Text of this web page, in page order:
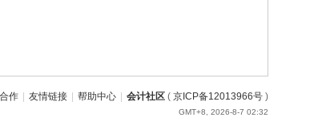
作 友情链接 帮助中心 会计社区 ( 京ICP备12013966号 )
GMT+8, 2026-8-7 02:32